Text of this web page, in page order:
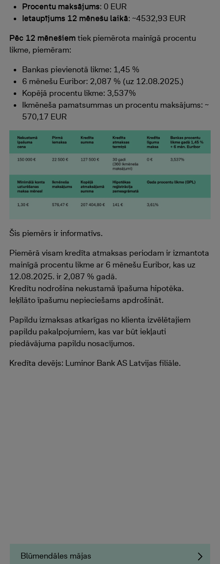
Procentu maksājums: 0 EUR
Ietaupījums 12 mēnešu laikā: ~4532,93 EUR
Pēc 12 mēnešiemtiek piemērota mainīgā procentu
likme, piemēram:
Bankas pievienotā likme: 1,45 %
6 mēnešu Euribor: 2,087 % (uz 12.08.2025.)
Kopējā procentu likme: 3,537%
Ikmēneša pamatsummas un procentu maksājums: ~
570,17 EUR
Šis piemērs ir informatīvs.
Piemērā visam kredīta atmaksas periodam ir izmantota
mainīgā procentu likme ar 6 mēnešu Euribor, kas uz
12.08.2025. ir 2,087 % gadā.
Kredītu nodrošina nekustamā īpašuma hipotēka.
Ieķīlāto īpašumu nepieciešams apdrošināt.
Papildu izmaksas atkarīgas no klienta izvēlētajiem
papildu pakalpojumiem, kas var būt iekļauti
piedāvājuma papildu nosacījumos.
Kredīta devējs: Luminor Bank AS Latvijas filiāle.
Blūmendāles mājas